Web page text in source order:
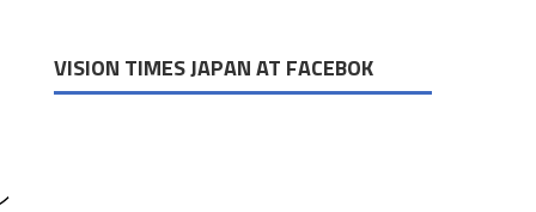
VISION TIMES JAPAN AT FACEBOK